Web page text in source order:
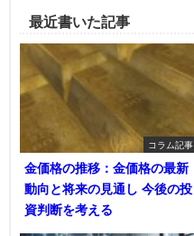
最近書いた記事
コラム記事
金価格の推移：金価格の最新
動向と将来の見通し 今後の投
資判断を考える